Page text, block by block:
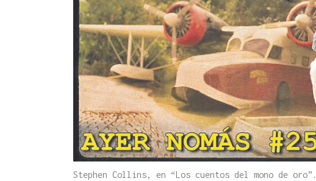
Stephen Collins, en “Los cuentos del mono de oro”.